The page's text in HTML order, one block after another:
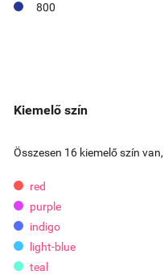
800
Kiemelő szín
Összesen 16 kiemelő szín
red
purple
indigo
light-blue
teal